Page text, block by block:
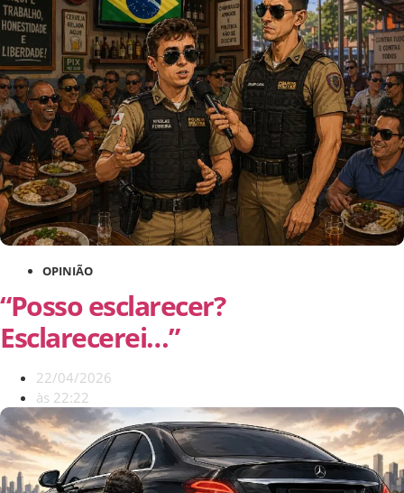
OPINIÃO
“Posso esclarecer?
Esclarecerei…”
22/04/2026
às 22:22